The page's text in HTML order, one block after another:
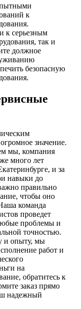
к
к серьезным
так и
должное
безопасную
значение.
мы, компания
много лет
и за
навыки до
правильно
чтобы оно
команда
проведет
проблемы и
точностью.
и опыту, мы
работ и
на
обратитесь к
заказ прямо
надежный